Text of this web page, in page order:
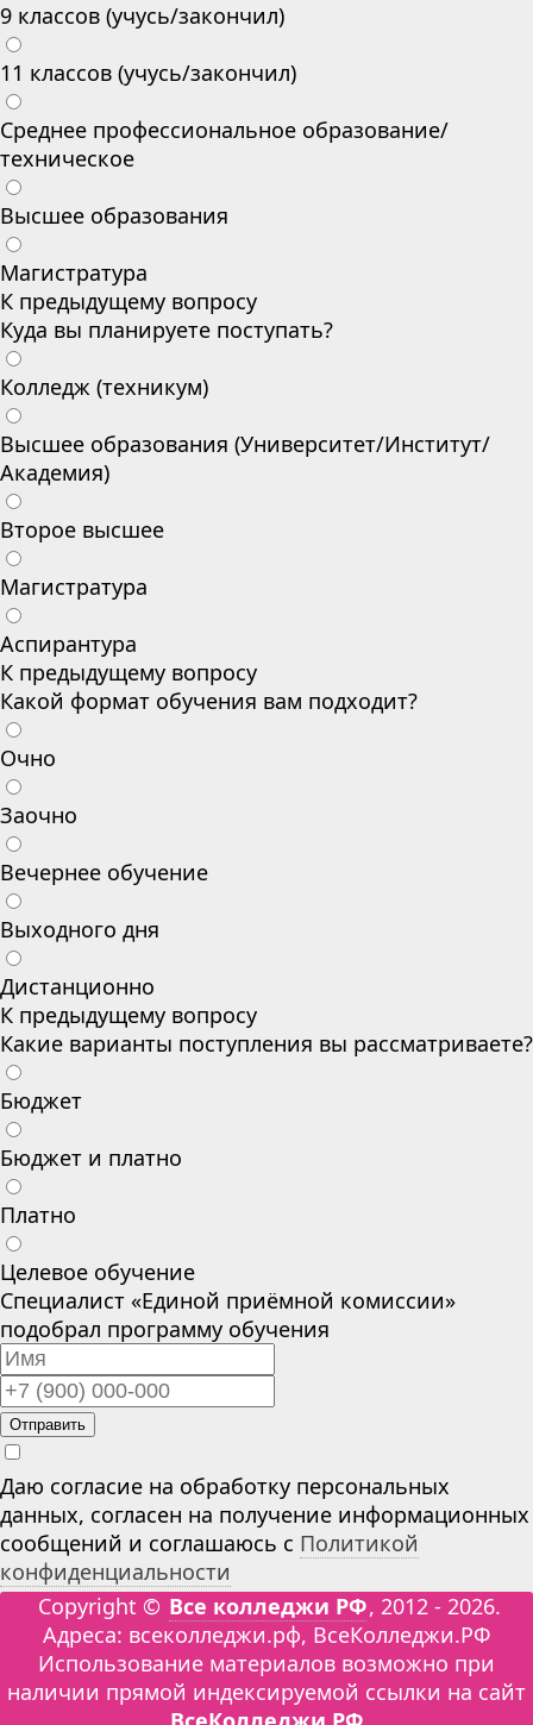
9 классов (учусь/закончил)
11 классов (учусь/закончил)
Среднее профессиональное образование/
техническое
Высшее образования
Магистратура
К предыдущему вопросу
Куда вы планируете поступать?
Колледж (техникум)
Высшее образования (Университет/Институт/
Академия)
Второе высшее
Магистратура
Аспирантура
К предыдущему вопросу
Какой формат обучения вам подходит?
Очно
Заочно
Вечернее обучение
Выходного дня
Дистанционно
К предыдущему вопросу
Какие варианты поступления вы рассматриваете?
Бюджет
Бюджет и платно
Платно
Целевое обучение
Специалист «Единой приёмной комиссии»
подобрал программу обучения
Отправить
Даю согласие на обработку персональных
данных, согласен на получение информационных
сообщений и соглашаюсь с Политикой
конфиденциальности
Copyright © Все колледжи РФ, 2012 - 2026.
Адреса: всеколледжи.рф, ВсеКолледжи.РФ
Использование материалов возможно при
наличии прямой индексируемой ссылки на сайт